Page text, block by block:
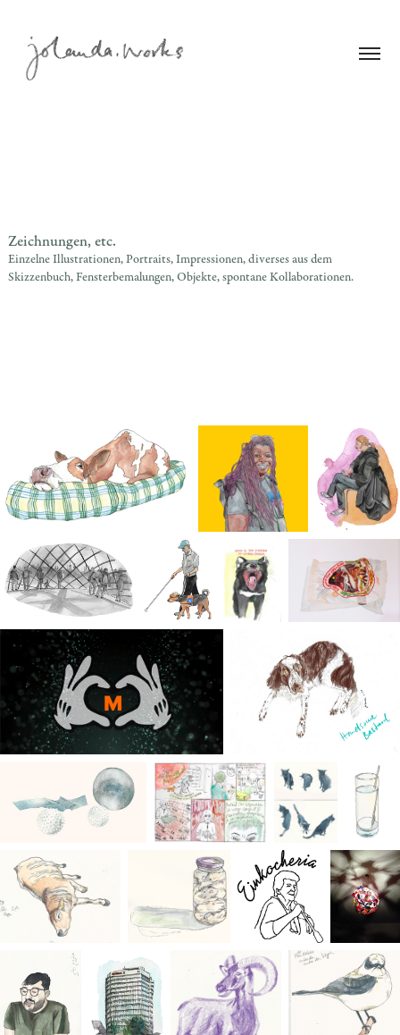
Zeichnungen, etc.
Einzelne Illustrationen, Portraits, Impressionen, diverses aus dem
Skizzenbuch, Fensterbemalungen, Objekte, spontane Kollaborationen.